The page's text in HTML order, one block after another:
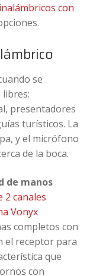
con
se
presentadores
turísticos. La
y el micrófono
de la boca.
de manos
2 canales
Vonyx
completos con
el receptor para
que
con